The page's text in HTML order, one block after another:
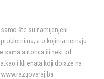
što su namijenjeni
a o kojima nemaju
sama autorica ili neki od
i klijenata koji dolaze na